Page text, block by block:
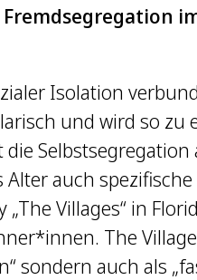
Isolation
und wird so zu
auch
Villages“ in
The
sondern auch als